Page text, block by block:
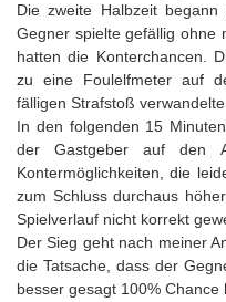
Die zweite Halbzeit
Gegner spielte gefällig ohne
hatten die Konterchancen.
zu eine Foulelfmeter auf
fälligen Strafstoß
In den folgenden 15
der Gastgeber auf den
Kontermöglichkeiten, die
zum Schluss durchaus
Spielverlauf nicht korrekt
Der Sieg geht nach meiner
die Tatsache, dass der
besser gesagt 100% Chance